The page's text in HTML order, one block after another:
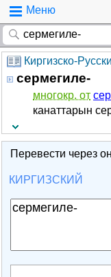
Меню
Киргизско-
сермегиле-
многокр. от
канаттарын
Перевести через
КИРГИЗСКИЙ